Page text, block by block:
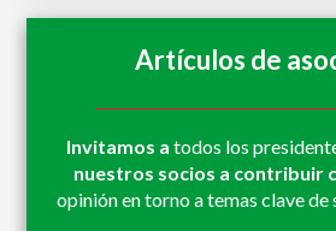
Artículos de
Invitamos a todos los
nuestros socios a contribuir
opinión en torno a temas clave